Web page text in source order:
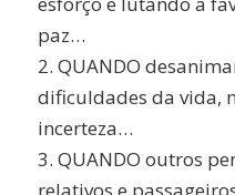
paz…
2. QUANDO
dificuldades da vida,
incerteza…
3. QUANDO outros